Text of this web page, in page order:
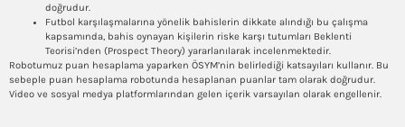
doğrudur.
Futbol karşılaşmalarına yönelik bahislerin dikkate alındığı bu çalışma
kapsamında, bahis oynayan kişilerin riske karşı tutumları Beklenti
Teorisi’nden (Prospect Theory) yararlanılarak incelenmektedir.
Robotumuz puan hesaplama yaparken ÖSYM’nin belirlediği katsayıları kullanır. Bu
sebeple puan hesaplama robotunda hesaplanan puanlar tam olarak doğrudur.
Video ve sosyal medya platformlarından gelen içerik varsayılan olarak engellenir.